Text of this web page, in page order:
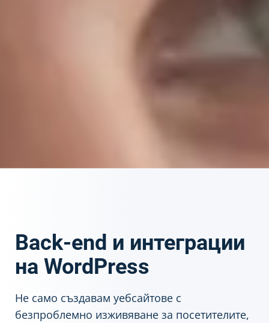
Back-end и интеграции
на WordPress
Не само създавам уебсайтове с
безпроблемно изживяване за посетителите,